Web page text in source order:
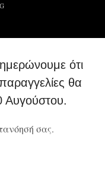
ότι
θα
Αυγούστου.
σας.